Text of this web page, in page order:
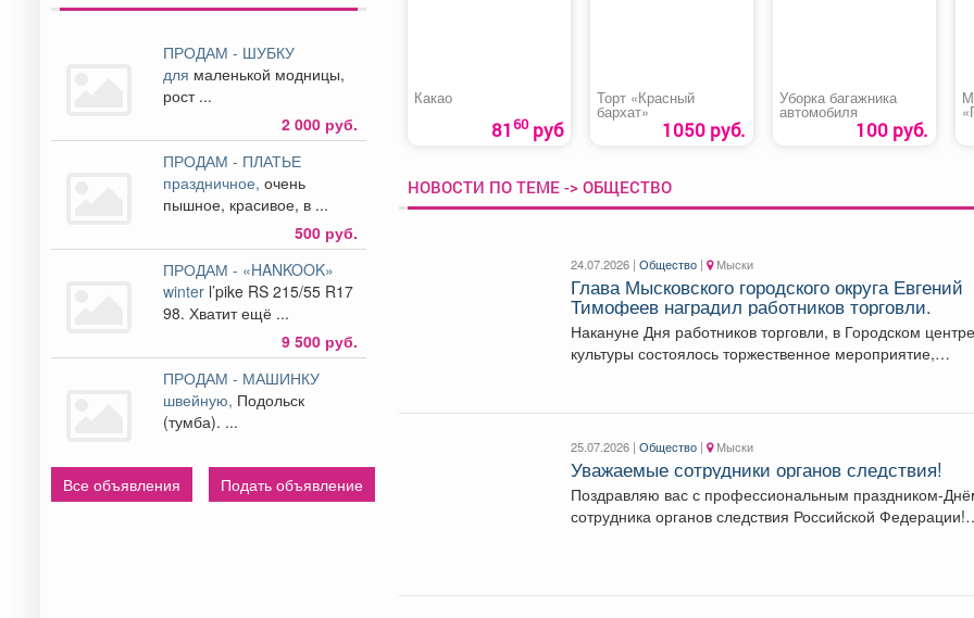
ПРОДАМ - ШУБКУ
для маленькой модницы,
рост ...
2 000 руб.
ПРОДАМ - ПЛАТЬЕ
праздничное,очень
пышное, красивое, в ...
500 руб.
ПРОДАМ - «HANKOOK»
winter l’pike RS 215/55 R17
98. Хватит ещё ...
9 500 руб.
ПРОДАМ - МАШИНКУ
швейную, Подольск
(тумба). ...
Все объявления Подать объявление
Какао
8160руб
Торт «Красный
бархат»
1050 руб.
Уборка багажника
автомобиля
100 руб.
НОВОСТИ ПО ТЕМЕ -> ОБЩЕСТВО
24.07.2026 |Общество | Мыски
Глава Мысковского городского округа Евгений
Тимофеев наградил работников торговли.
Накануне Дня работников торговли, в Городском центре
культуры состоялось торжественное мероприятие,
25.07.2026 |Общество | Мыски
Уважаемые сотрудники органов следствия!
Поздравляю вас с профессиональным праздником-
сотрудника органов следствия Российской Федерации!